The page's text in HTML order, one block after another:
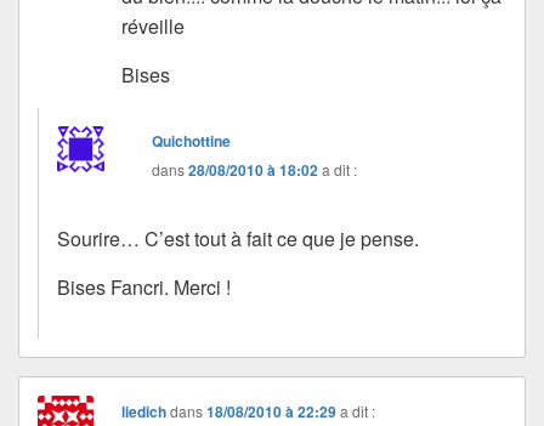
réveille
Bises
Quichottine
dans28/08/2010 à 18:02a dit :
Sourire… C’est tout à fait ce que je pense.
Bises Fancri. Merci !
liedichdans18/08/2010 à 22:29 a dit :